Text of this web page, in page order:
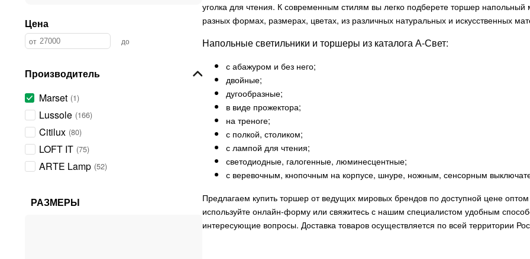
Цена
Производитель
Marset 1
Lussole 166
Citilux 80
LOFT IT 75
ARTE Lamp 52
Eurosvet
РАЗМЕРЫ
уголка для чтения. К современным стилям вы легко подберете торшер напольный
разных формах, размерах, цветах, из различных натуральных и искусственных
Напольные светильники и торшеры из каталога А-Свет:
с абажуром и без него;
двойные;
дугообразные;
в виде прожектора;
на треноге;
с полкой, столиком;
с лампой для чтения;
светодиодные, галогенные, люминесцентные;
с веревочным, кнопочным на корпусе, шнуре, ножным, сенсорным
Предлагаем купить торшер от ведущих мировых брендов по доступной цене
используйте онлайн-форму или свяжитесь с нашим специалистом удобным
интересующие вопросы. Доставка товаров осуществляется по всей территории